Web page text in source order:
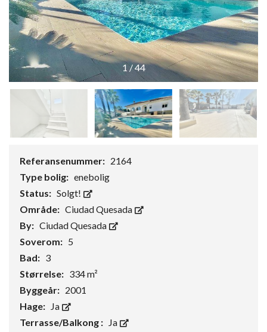
1 /44
Referansenummer: 2164
Type bolig: enebolig
Status: Solgt!
Område: Ciudad Quesada
By: Ciudad Quesada
Soverom: 5
Bad: 3
Størrelse: 334 m²
Byggeår: 2001
Hage: Ja
Terrasse/Balkong : Ja